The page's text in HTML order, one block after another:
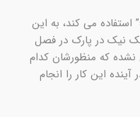
این مکالمه از “sometime” استفاده می کند، به این
نیک در پارک در فصل
که منظورشان کدام
این کار را انجام